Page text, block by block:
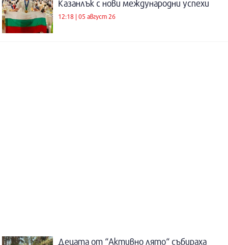
Казанлък с нови международни успехи
12:18 | 05 август 26
Децата от “Активно лято“ събираха